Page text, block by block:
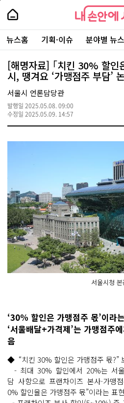
본
로
가
내
손
안
에
서
울
-
서
울
시
대
표
소
통
포
내
손
에
울
주
요
서
뉴스홈 기획·이슈 분야별 뉴스
[해명자료] ｢치킨 30% 할인
시, 땡겨요 ‘가맹점주 부담’
서울시 언론담당관
발행일 2025.05.08. 09:00
수정일 2025.05.09. 14:57
서울시청
‘30% 할인은 가맹점주 몫’이라
‘서울배달+가격제’는 가맹점주
음
◆ “치킨 30% 할인은 가맹점주 몫?”
- 최대 30% 할인에서 20%는 서
담 사항으로 프랜차이즈 본사·가맹
0% 할인율은 가맹점주 몫”이라는 표
페
상
단
로